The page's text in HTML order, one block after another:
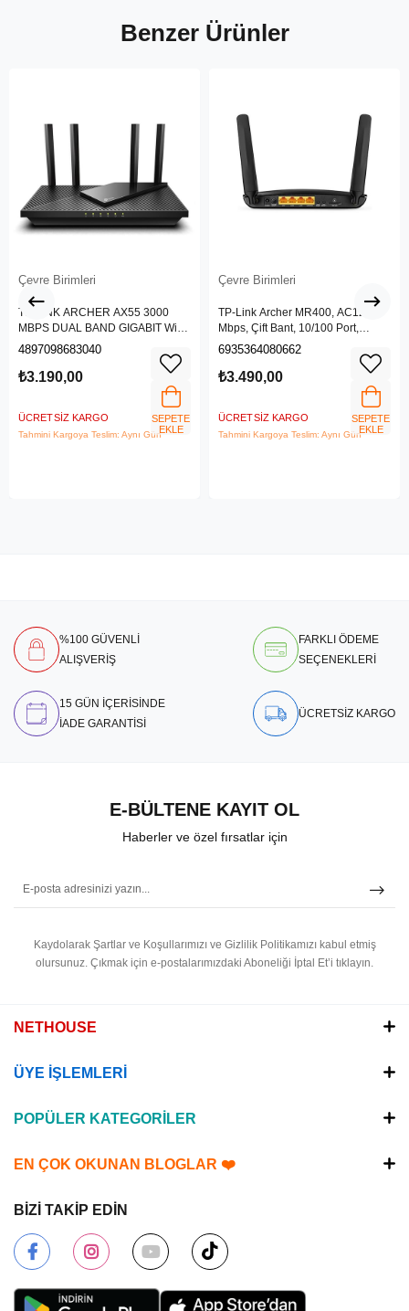
Benzer Ürünler
Çevre Birimleri
TP-LINK ARCHER AX55 3000
MBPS DUAL BAND GIGABIT Wi-Fi
6 ROUTER
4897098683040
₺3.190,00
ÜCRETSIZ KARGO
Tahmini Kargoya Teslim: Aynı Gün
SEPETE
EKLE
Çevre Birimleri
TP-Link Archer MR400, AC1200
Mbps, Çift Bant, 10/100 Port,
4G/3G SIM Yuvası, Kablosuz 4G
6935364080662
₺3.490,00
ÜCRETSIZ KARGO
Tahmini Kargoya Teslim: Aynı Gün
SEPETE
EKLE
%100 GÜVENLİ
ALIŞVERİŞ
FARKLI ÖDEME
SEÇENEKLERİ
15 GÜN İÇERİSİNDE
İADE GARANTİSİ
ÜCRETSİZ KARGO
E-BÜLTENE KAYIT OL
Haberler ve özel fırsatlar için
Kaydolarak Şartlar ve Koşullarımızı ve Gizlilik Politikamızı kabul etmiş
olursunuz. Çıkmak için e-postalarımızdaki Aboneliği İptal Et’i tıklayın.
NETHOUSE
ÜYE İŞLEMLERİ
POPÜLER KATEGORİLER
EN ÇOK OKUNAN BLOGLAR ❤️
BİZİ TAKİP EDİN